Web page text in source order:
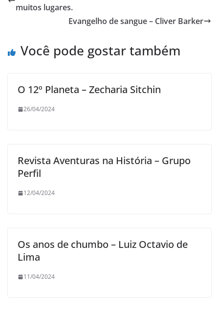
muitos lugares.
Evangelho de sangue – Cliver Barker
Você pode gostar também
O 12º Planeta – Zecharia Sitchin
26/04/2024
Revista Aventuras na História – Grupo
Perfil
12/04/2024
Os anos de chumbo – Luiz Octavio de
Lima
11/04/2024